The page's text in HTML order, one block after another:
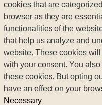
cookies that are
browser as they are
functionalities of the
that help us analyze and
website. These cookies
with your consent. You
these cookies. But opting
have an effect on your
Necessary